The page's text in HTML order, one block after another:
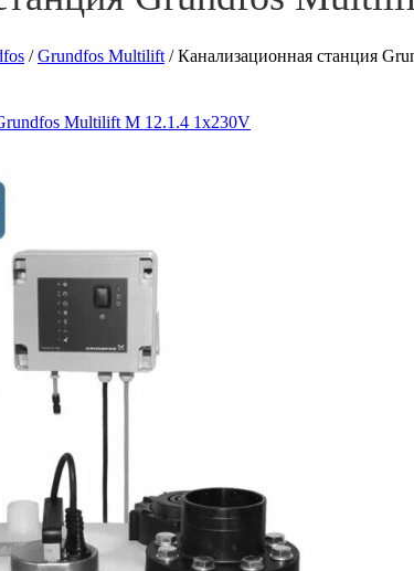
/Grundfos Multilift /Канализационная станция